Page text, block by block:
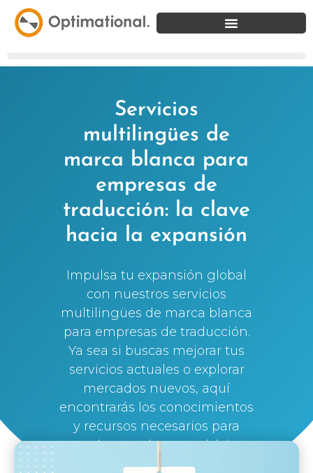
Servicios
multilingües de
marca blanca para
empresas de
traducción: la clave
hacia la expansión
Impulsa tu expansión global
con nuestros servicios
multilingües de marca blanca
para empresas de traducción.
Ya sea si buscas mejorar tus
servicios actuales o explorar
mercados nuevos, aquí
encontrarás los conocimientos
y recursos necesarios para
ayudarte a alcanzar el éxito.